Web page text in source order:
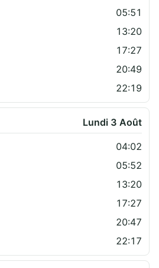
05:51
13:20
17:27
20:49
22:19
Lundi 3 Août
04:02
05:52
13:20
17:27
20:47
22:17